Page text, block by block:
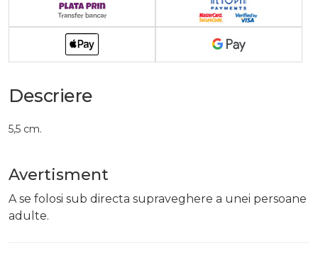
Descriere
5,5 cm.
Avertisment
A se folosi sub directa supraveghere a unei persoane
adulte.